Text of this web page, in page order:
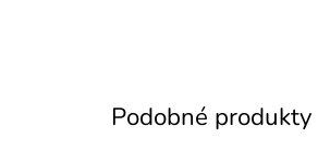
Podobné produkty